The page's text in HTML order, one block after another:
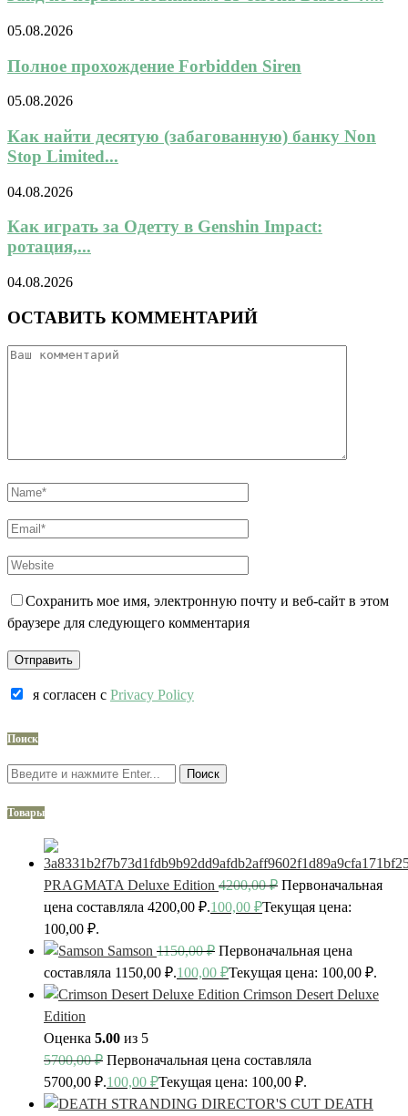
05.08.2026
Полное прохождение Forbidden Siren
05.08.2026
Как найти десятую (забагованную) банку Non
Stop Limited...
04.08.2026
Как играть за Одетту в Genshin Impact:
ротация,...
04.08.2026
ОСТАВИТЬ КОММЕНТАРИЙ
Сохранить мое имя, электронную почту и веб-сайт в этом
браузере для следующего комментария
я согласен c Privacy Policy
Поиск
Поиск
Товары
PRAGMATA Deluxe Edition 4200,00₽ Первоначальная
цена составляла 4200,00 ₽.100,00 ₽Текущая цена:
100,00 ₽.
Samson 1150,00₽ Первоначальная цена
составляла 1150,00 ₽.100,00 ₽Текущая цена: 100,00 ₽.
Crimson Desert Deluxe
Edition
Оценка 5.00 из 5
5700,00₽ Первоначальная цена составляла
5700,00 ₽.100,00 ₽Текущая цена: 100,00 ₽.
DEATH